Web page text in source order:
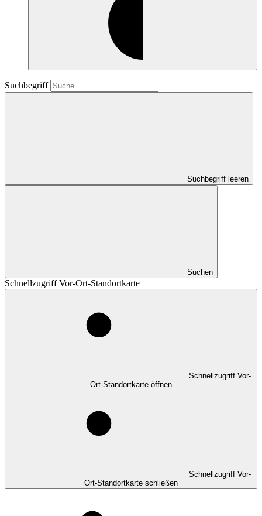
Suchbegriff
Suchbegriff leeren
Suchen
Schnellzugriff Vor-Ort-Standortkarte
Schnellzugriff Vor-
Ort-Standortkarte öffnen
Schnellzugriff Vor-
Ort-Standortkarte schließen